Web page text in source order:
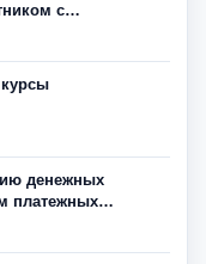
с
денежных
платежных
риск-